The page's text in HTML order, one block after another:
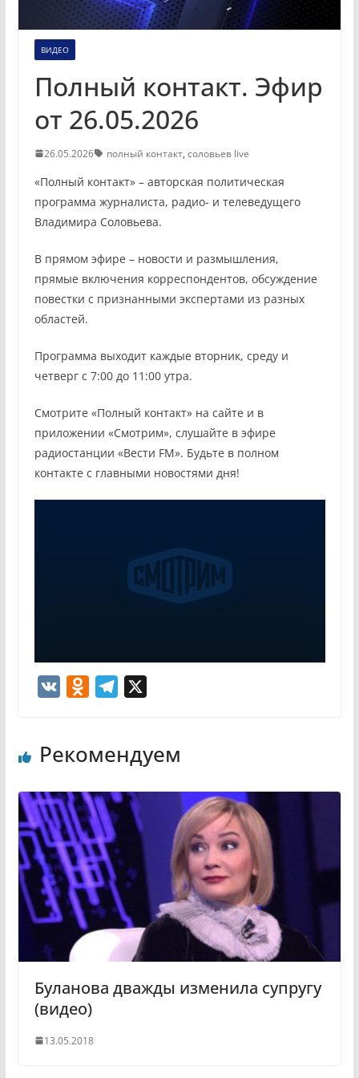
ВИДЕО
Полный контакт. Эфир
от 26.05.2026
26.05.2026 полный контакт, соловьев live
«Полный контакт» – авторская политическая
программа журналиста, радио- и телеведущего
Владимира Соловьева.
В прямом эфире – новости и размышления,
прямые включения корреспондентов, обсуждение
повестки с признанными экспертами из разных
областей.
Программа выходит каждые вторник, среду и
четверг с 7:00 до 11:00 утра.
Смотрите «Полный контакт» на сайте и в
приложении «Смотрим», слушайте в эфире
радиостанции «Вести FM». Будьте в полном
контакте с главными новостями дня!
o
l
a
s
s
n
i
k
e
r
a
m
Рекомендуем
Буланова дважды изменила супругу
(видео)
13.05.2018